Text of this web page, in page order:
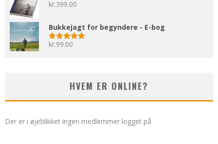
kr.399.00
Bukkejagt for begyndere - E-bog
Vurderet
kr.99.00
HVEM ER ONLINE?
Der er i øjeblikket ingen medlemmer logget på